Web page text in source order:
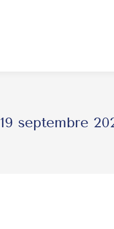
19 septembre